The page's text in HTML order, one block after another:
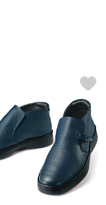
その他
財布／小物